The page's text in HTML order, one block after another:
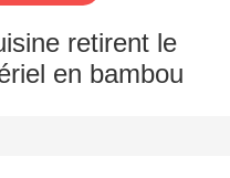
retirent le
en bambou